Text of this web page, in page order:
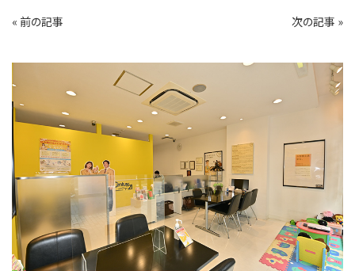
« 前の記事 次の記事 »